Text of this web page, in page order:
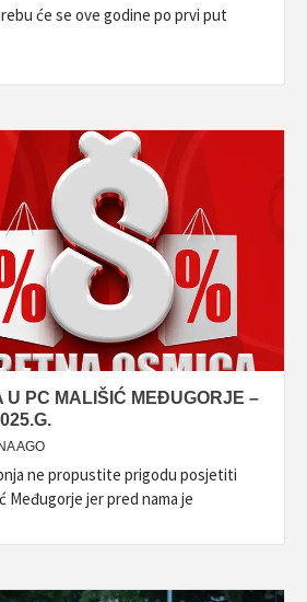
će se ove godine po prvi put
U PC MALIŠIĆ MEĐUGORJE –
AGO
ne propustite prigodu posjetiti
Međugorje jer pred nama je